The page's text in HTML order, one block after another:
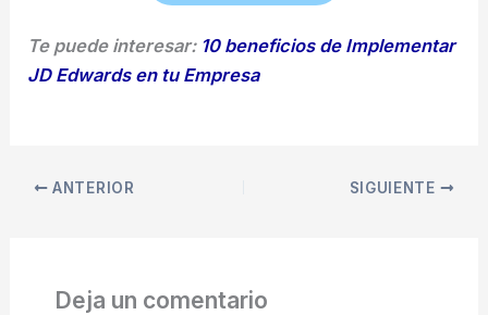
Te puede interesar: 10 beneficios de Implementar
JD Edwards en tu Empresa
ANTERIOR SIGUIENTE
Deja un comentario